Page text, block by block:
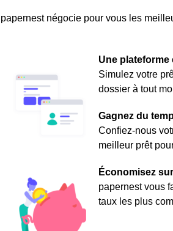
papernest négocie pour vous les
Une plateforme
Simulez votre
dossier à tout
Gagnez du
Confiez-nous
meilleur prêt
Économisez
papernest vous
taux les plus